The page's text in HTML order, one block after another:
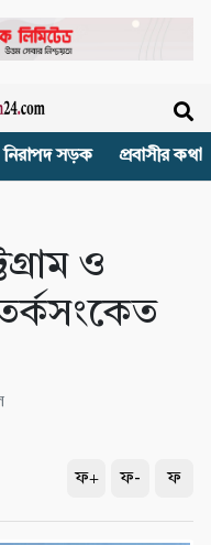
নিরাপদ সড়ক প্রবাসীর কথা
ও
ফ+ ফ- ফ